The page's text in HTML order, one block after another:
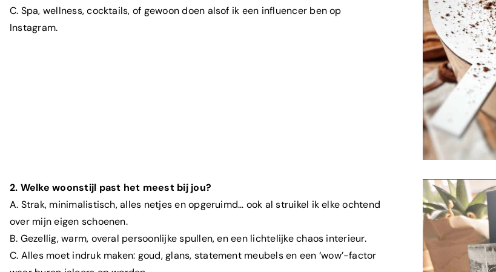
C. Spa, wellness, cocktails, of gewoon doen alsof ik een influencer ben op
Instagram.
2. Welke woonstijl past het meest bij jou?
A. Strak, minimalistisch, alles netjes en opgeruimd… ook al struikel ik elke ochtend
over mijn eigen schoenen.
B. Gezellig, warm, overal persoonlijke spullen, en een lichtelijke chaos interieur.
C. Alles moet indruk maken: goud, glans, statement meubels en een ‘wow’-factor